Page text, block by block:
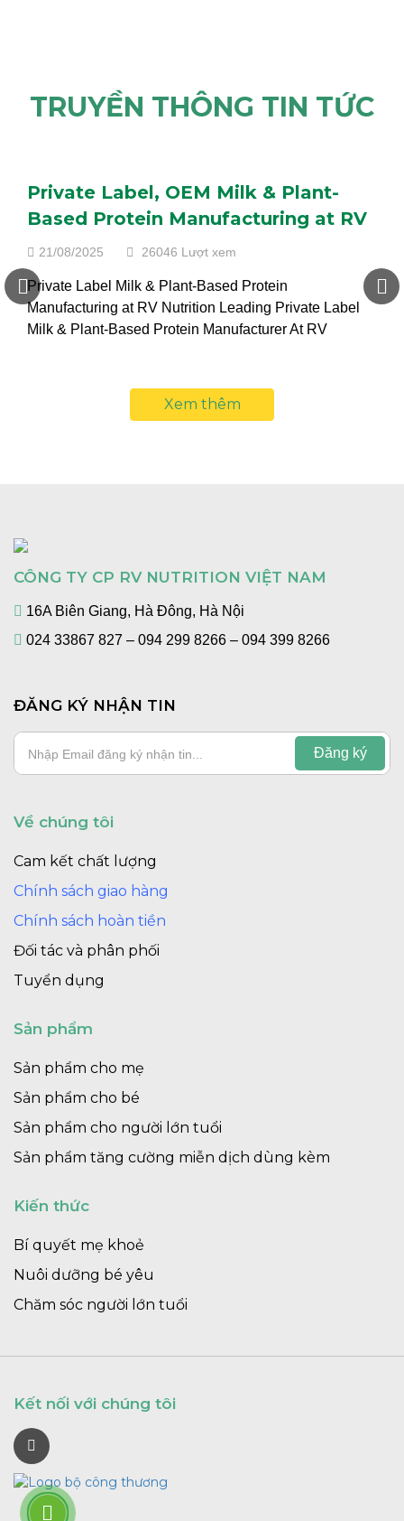
TRUYỀN THÔNG TIN TỨC
Private Label, OEM Milk & Plant-
Based Protein Manufacturing at RV
Nutrition
21/08/2025 26046 Lượt xem
Private Label Milk & Plant-Based Protein
Manufacturing at RV Nutrition Leading Private Label
Milk & Plant-Based Protein Manufacturer At RV
Xem thêm
CÔNG TY CP RV NUTRITION VIỆT NAM
16A Biên Giang, Hà Đông, Hà Nội
024 33867 827 – 094 299 8266 – 094 399 8266
ĐĂNG KÝ NHẬN TIN
Về chúng tôi
Cam kết chất lượng
Chính sách giao hàng
Chính sách hoàn tiền
Đối tác và phân phối
Tuyển dụng
Sản phẩm
Sản phẩm cho mẹ
Sản phẩm cho bé
Sản phẩm cho người lớn tuổi
Sản phẩm tăng cường miễn dịch dùng kèm
Kiến thức
Bí quyết mẹ khoẻ
Nuôi dưỡng bé yêu
Chăm sóc người lớn tuổi
Kết nối với chúng tôi